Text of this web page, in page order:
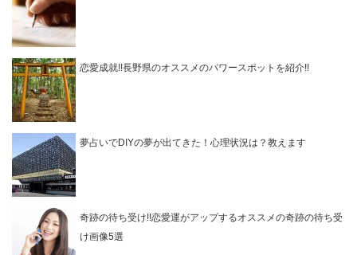
恋愛成就!!長野県のオススメのパワースポットを紹介!!
夢占いでDIYの夢が出てきた！心理状況は？教えます
奇跡の待ち受け!!恋愛運がアップするオススメの奇跡の待ち受
け画像5選